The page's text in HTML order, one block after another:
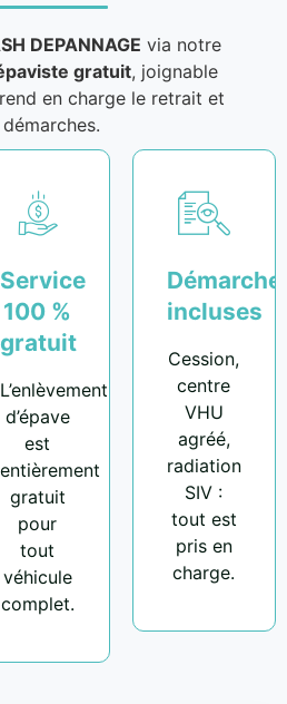
DEPANNAGE via notre
gratuit, joignable
en charge le retrait et
Service
100 %
gratuit
L’enlèvement
d’épave
est
entièrement
gratuit
pour
tout
véhicule
complet.
incluses
Cession,
centre
VHU
agréé,
radiation
SIV :
tout est
pris en
charge.